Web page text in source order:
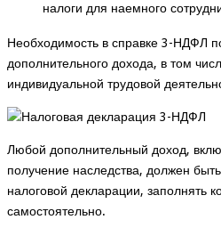
налоги для наемного
Необходимость в справке 3-НДФЛ
дополнительного дохода, в том
индивидуальной трудовой
Любой дополнительный доход,
получение наследства, должен
налоговой декларации, заполнять
самостоятельно.